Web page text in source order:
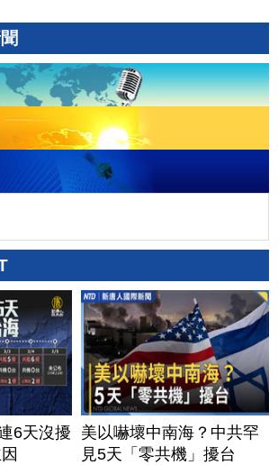
6天沒擾
美以嚇壞中南海？中共罕
見5天「零共機」擾台